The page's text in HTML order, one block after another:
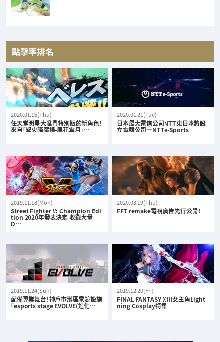
點擊率排名
2020.01.16(Thu)
任天堂明星大亂鬥特別版的新角色！
來自「聖火降魔錄-風花雪月」…
2020.01.21(Tue)
日本最大電信公司NTT東日本將設
立電競公司—NTTe-Sports
2019.11.18(Mon)
Street Fighter V: Champion Edi
tion 2020年發表決定 收錄大量
D…
2020.03.19(Thu)
FF7 remake電視廣告先行公開！
2019.11.24(Sun)
配備專業舞台！神戶市灘區電競設施
「esports stage EVOLVE(進化…
2019.12.20(Fri)
FINAL FANTASY XIII女主角Light
ning Cosplay特集